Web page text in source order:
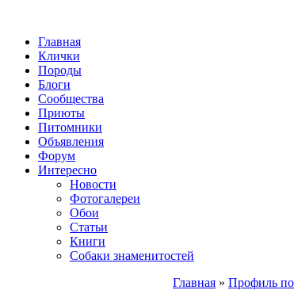
Главная
Клички
Породы
Блоги
Сообщества
Приюты
Питомники
Объявления
Форум
Интересно
Новости
Фотогалереи
Обои
Статьи
Книги
Собаки знаменитостей
Главная » Профиль